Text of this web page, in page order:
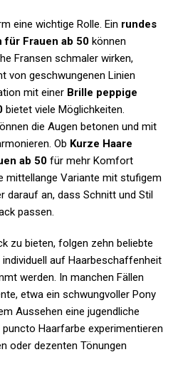
eine wichtige Rolle. Ein rundes
für Frauen ab 50 können
Fransen schmaler wirken,
von geschwungenen Linien
mit einer Brille peppige
bietet viele Möglichkeiten.
die Augen betonen und mit
Ob Kurze Haare
ab 50 für mehr Komfort
mittellange Variante mit stufigem
darauf an, dass Schnitt und Stil
passen.
zu bieten, folgen zehn beliebte
auf Haarbeschaffenheit
werden. In manchen Fällen
etwa ein schwungvoller Pony
Aussehen eine jugendliche
Haarfarbe experimentieren
oder dezenten Tönungen